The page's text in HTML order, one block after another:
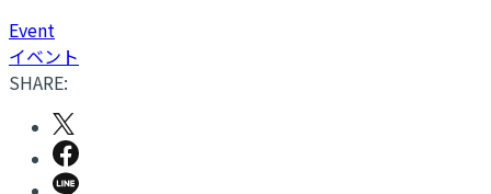
Event
イベント
SHARE: